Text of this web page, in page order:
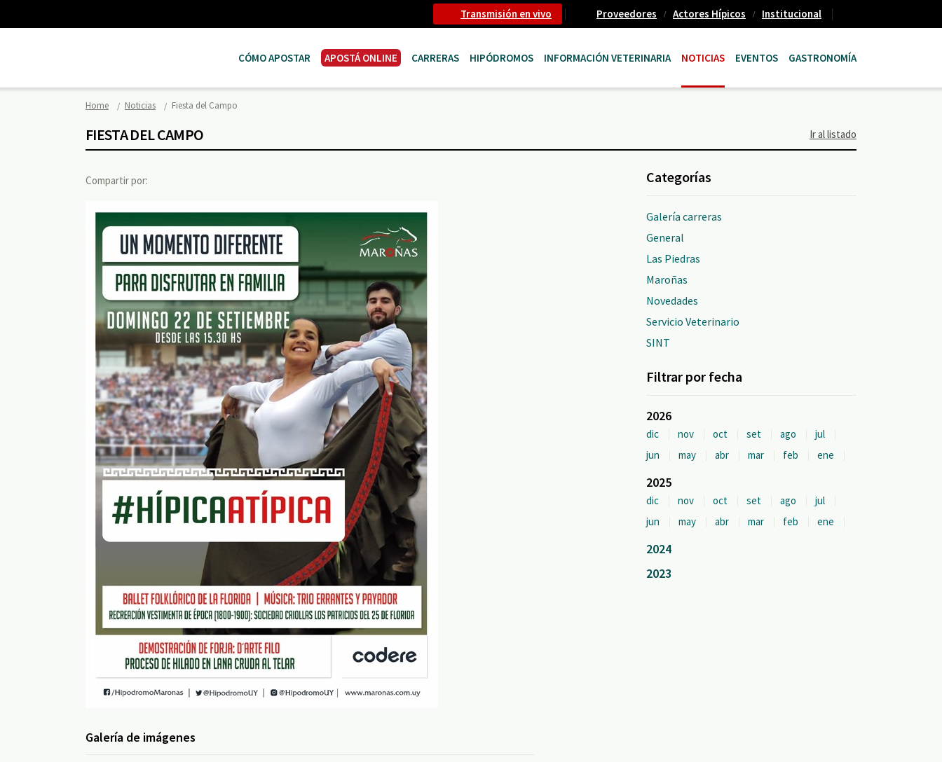
Transmisión en vivo Proveedores Actores Hípicos Institucional
CÓMO APOSTAR APOSTÁ ONLINE CARRERAS HIPÓDROMOS INFORMACIÓN VETERINARIA NOTICIAS EVENTOS GASTRONOMÍA
Home Noticias Fiesta del Campo
FIESTA DEL CAMPO Ir al listado
Compartir por:
Galería de imágenes
Categorías
Galería carreras
General
Las Piedras
Maroñas
Novedades
Servicio Veterinario
SINT
Filtrar por fecha
2026
dic nov oct set ago
jul
jun
may abr mar feb ene
2025
dic nov oct set ago
jul
jun
may abr mar feb ene
2024
2023